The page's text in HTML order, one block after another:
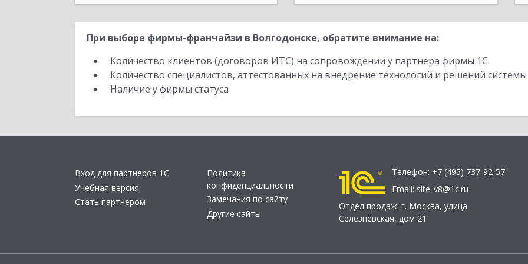
При выборе фирмы-франчайзи в Волгодонске, обратите внимание на:
Количество клиентов (договоров ИТС) на сопровождении у партнера фирмы 1С.
Количество специалистов, аттестованных на внедрение технологий и решений
Наличие у фирмы статуса
Вход для партнеров 1С
Учебная версия
Стать партнером
Политика
конфиденциальности
Замечания по сайту
Другие сайты
Телефон: +7 (495) 737-92-57
Email: site_v8@1c.ru
Отдел продаж: г. Москва, улица
Селезнёвская, дом 21